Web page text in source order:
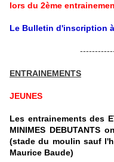
lors du 2ème
Le Bulletin d'inscription
ENTRAINEMENTS
JEUNES
Les entrainements des
MINIMES DEBUTANTS
(stade du moulin sauf
Maurice Baude)